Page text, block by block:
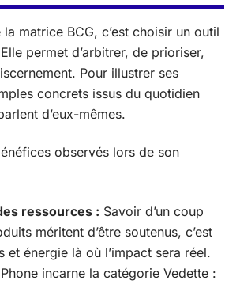
matrice BCG, c’est choisir un outil
permet d’arbitrer, de prioriser,
Pour illustrer ses
concrets issus du quotidien
d’eux-mêmes.
observés lors de son
ressources : Savoir d’un coup
méritent d’être soutenus, c’est
et énergie là où l’impact sera réel.
incarne la catégorie Vedette :